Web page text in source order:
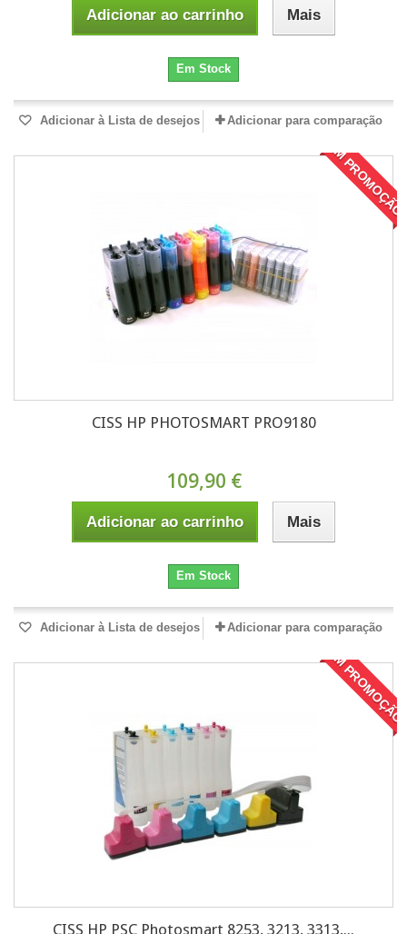
Adicionar ao carrinho Mais
Em Stock
Adicionar à Lista de desejos Adicionar para comparação
EM
CISS HP PHOTOSMART PRO9180
109,90 €
Adicionar ao carrinho Mais
Em Stock
Adicionar à Lista de desejos Adicionar para comparação
EM
CISS HP PSC Photosmart 8253, 3213, 3313,...